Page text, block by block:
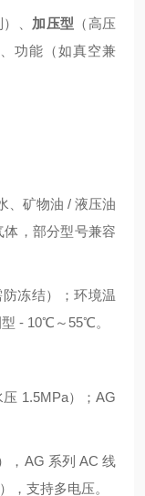
、 加压型 （高压
功能（如真空兼
、矿物油 / 液压油
体，部分型号兼容
冻结）；环境温
- 10℃～55℃。
压 1.5MPa）；AG
，AG 系列 AC 线
，支持多电压。